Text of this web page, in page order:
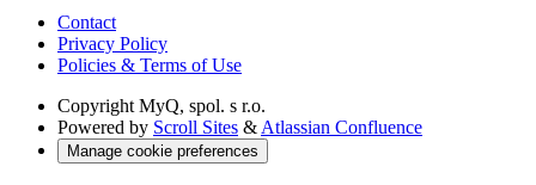
Contact
Privacy Policy
Policies & Terms of Use
Copyright MyQ, spol. s r.o.
Powered by Scroll Sites & Atlassian Confluence
Manage cookie preferences